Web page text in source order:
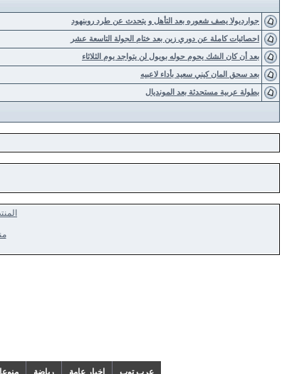
جوارديولا يصف شعوره بعد التأهل و يتحدث عن طرد روبنهود
احصائيات كاملة عن دوري زين بعد ختام الجولة التاسعة عشر
بعد أن كان الشك يحوم حوله بويول لن يتواجد يوم الثلاثاء
بعد سحق المان كيني سعيد بأداء لاعبيه
بطولة عربية مستحدثة بعد المونديال
عرب توب اخبار عامة رياضة